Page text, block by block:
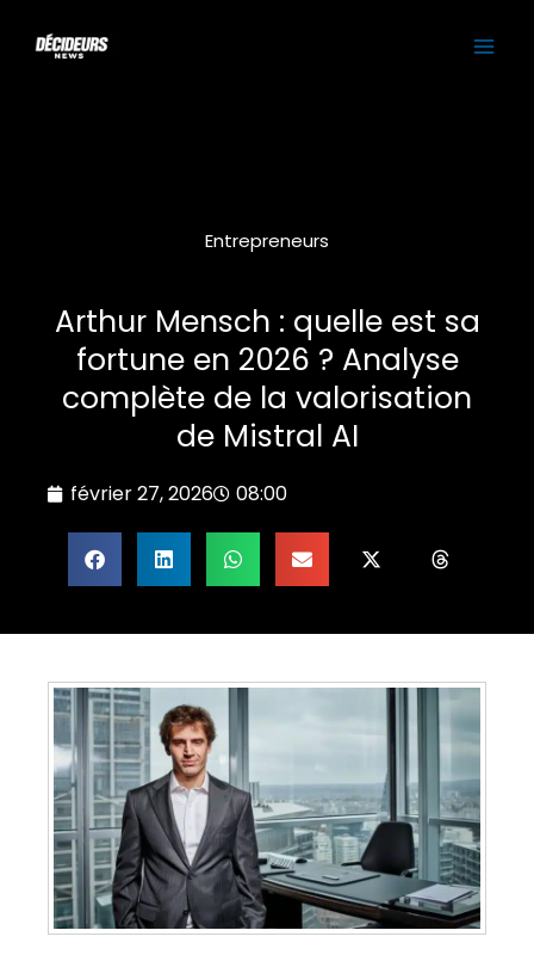
Entrepreneurs
Arthur Mensch : quelle est sa
fortune en 2026 ? Analyse
complète de la valorisation
de Mistral AI
février 27, 2026 08:00